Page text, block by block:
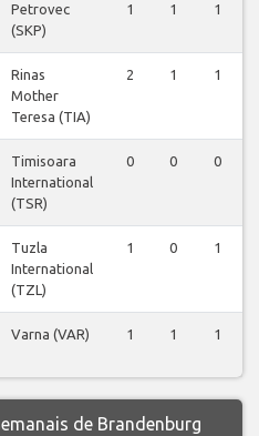
Petrovec
(SKP)
1 1 1
Rinas
Mother
Teresa (TIA)
2 1 1
Timisoara
International
(TSR)
0 0 0
Tuzla
International
(TZL)
1 0 1
Varna (VAR) 1 1 1
de Brandenburg